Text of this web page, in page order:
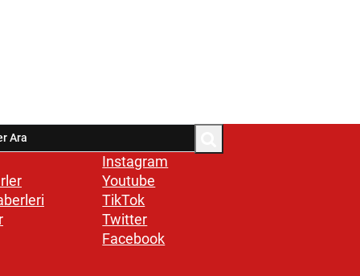
Instagram
Youtube
TikTok
Twitter
Facebook